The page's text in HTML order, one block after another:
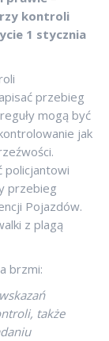
kontroli
1 stycznia
przebieg
mogą być
jak
policjantowi
przebieg
Pojazdów.
z plagą
brzmi:
także